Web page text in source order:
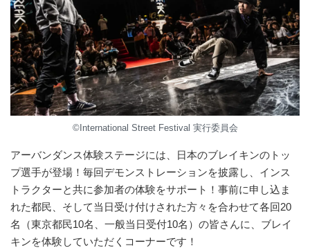
©International Street Festival 実行委員会
アーバンダンス体験ステージには、日本のブレイキンのトッ
プ選手が登場！毎回デモンストレーションを披露し、インス
トラクターと共に参加者の体験をサポート！事前に申し込ま
れた都民、そして当日受け付けされた方々を合わせて各回20
名（東京都民10名、一般当日受付10名）の皆さんに、ブレイ
キンを体験していただくコーナーです！